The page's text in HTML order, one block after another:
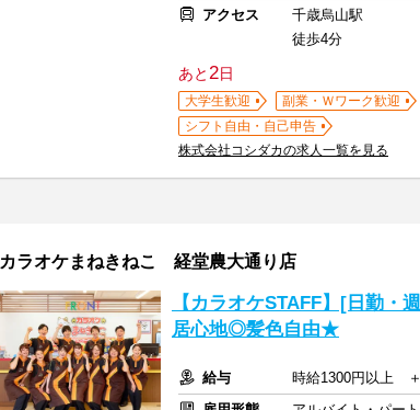
アクセス
千歳烏山駅
徒歩4分
あと2日
大学生歓迎 副業・Ｗワーク歓迎
シフト自由・自己申告
株式会社コシダカの求人一覧を見る
カラオケまねきねこ 経堂農大通り店
【カラオケSTAFF】[日勤・
居心地◎髪色自由★
給与
時給1300円以上